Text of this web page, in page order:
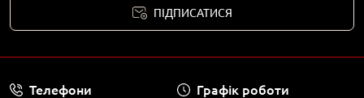
ПІДПИСАТИСЯ
Телефони Графік роботи